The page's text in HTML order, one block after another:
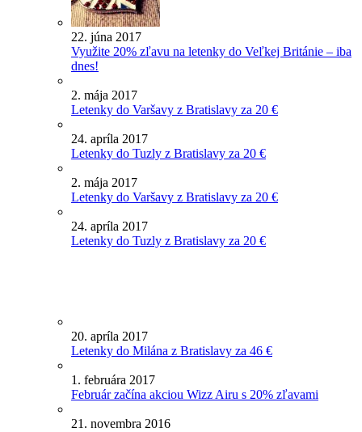
22. júna 2017
Využite 20% zľavu na letenky do Veľkej Británie – iba
dnes!
2. mája 2017
Letenky do Varšavy z Bratislavy za 20 €
24. apríla 2017
Letenky do Tuzly z Bratislavy za 20 €
2. mája 2017
Letenky do Varšavy z Bratislavy za 20 €
24. apríla 2017
Letenky do Tuzly z Bratislavy za 20 €
20. apríla 2017
Letenky do Milána z Bratislavy za 46 €
1. februára 2017
Február začína akciou Wizz Airu s 20% zľavami
21. novembra 2016